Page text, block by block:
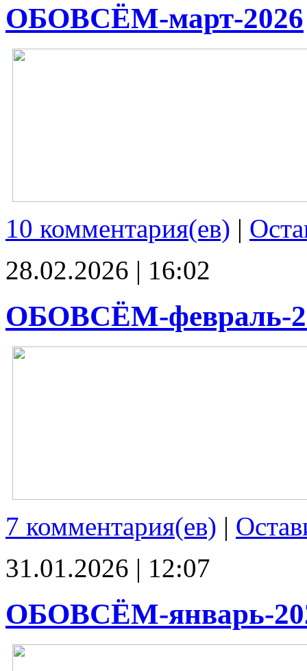
ОБОВСЁМ-март-2026
10 комментария(ев) |
28.02.2026 | 16:02
ОБОВСЁМ-февраль-
7 комментария(ев) |
31.01.2026 | 12:07
ОБОВСЁМ-январь-